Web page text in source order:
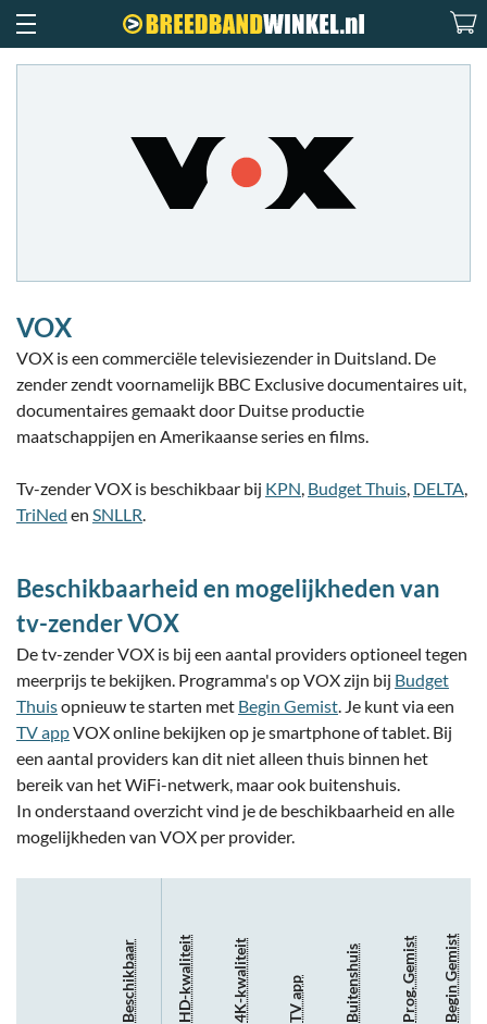
VOX
VOX is een commerciële televisiezender in Duitsland. De
zender zendt voornamelijk BBC Exclusive documentaires uit,
documentaires gemaakt door Duitse productie
maatschappijen en Amerikaanse series en films.
Tv-zender VOX is beschikbaar bij KPN, Budget Thuis, DELTA,
TriNed en SNLLR.
Beschikbaarheid en mogelijkheden van
tv-zender VOX
De tv-zender VOX is bij een aantal providers optioneel tegen
meerprijs te bekijken. Programma's op VOX zijn bij Budget
Thuisopnieuw te starten met Begin Gemist. Je kunt via een
TV appVOX online bekijken op je smartphone of tablet. Bij
een aantal providers kan dit niet alleen thuis binnen het
bereik van het WiFi-netwerk, maar ook buitenshuis.
In onderstaand overzicht vind je de beschikbaarheid en alle
mogelijkheden van VOX per provider.
Beschikbaar HD-kwaliteit 4K-kwaliteit TV app Buitenshuis Prog. Gemist Begin Gemist